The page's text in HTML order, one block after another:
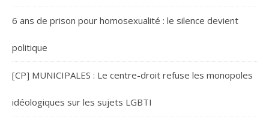
6 ans de prison pour homosexualité : le silence devient
politique
[CP] MUNICIPALES : Le centre-droit refuse les monopoles
idéologiques sur les sujets LGBTI